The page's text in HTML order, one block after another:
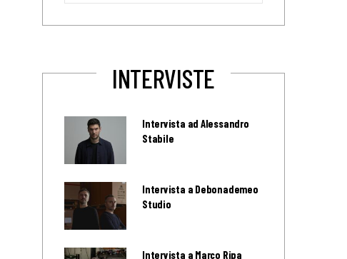
INTERVISTE
Intervista ad Alessandro
Stabile
Intervista a Debonademeo
Studio
Intervista a Marco Ripa